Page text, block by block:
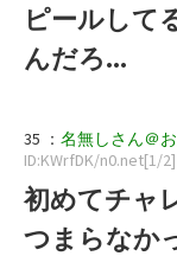
ピールして
んだろ...
35 ： 名無しさん＠
ID:KWrfDK/n0.net[1/2]
初めてチャ
つまらなか